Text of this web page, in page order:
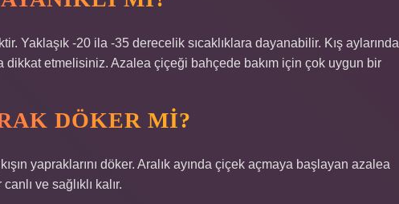
Yaklaşık -20 ila -35 derecelik sıcaklıklara dayanabilir. Kış aylarında
dikkat etmelisiniz. Azalea çiçeği bahçede bakım için çok uygun bir
DÖKER MI?
yapraklarını döker. Aralık ayında çiçek açmaya başlayan azalea
ve sağlıklı kalır.